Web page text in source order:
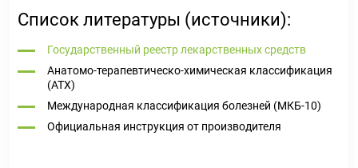
Список литературы (источники):
Государственный реестр лекарственных средств
Анатомо-терапевтическо-химическая классификация
(ATX)
Международная классификация болезней (МКБ-10)
Официальная инструкция от производителя